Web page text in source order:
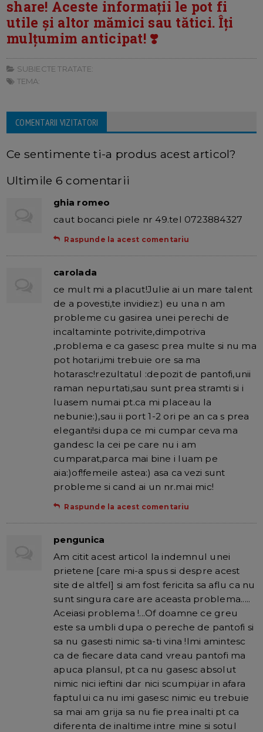
share! Aceste informații le pot fi
utile și altor mămici sau tătici. Îți
mulțumim anticipat! ❣️
SUBIECTE TRATATE:
TEMA:
COMENTARII VIZITATORI
Ce sentimente ti-a produs acest articol?
Ultimile 6 comentarii
ghia romeo
caut bocanci piele nr 49.tel 0723884327
Raspunde la acest comentariu
carolada
ce mult mi a placut!Julie ai un mare talent
de a povesti,te invidiez:) eu una n am
probleme cu gasirea unei perechi de
incaltaminte potrivite,dimpotriva
,problema e ca gasesc prea multe si nu ma
pot hotari,imi trebuie ore sa ma
hotarasc!rezultatul :depozit de pantofi,unii
raman nepurtati,sau sunt prea stramti si i
luasem numai pt.ca mi placeau la
nebunie:),sau ii port 1-2 ori pe an ca s prea
eleganti!si dupa ce mi cumpar ceva ma
gandesc la cei pe care nu i am
cumparat,parca mai bine i luam pe
aia:)of!femeile astea:) asa ca vezi sunt
probleme si cand ai un nr.mai mic!
Raspunde la acest comentariu
pengunica
Am citit acest articol la indemnul unei
prietene [care mi-a spus si despre acest
site de altfel] si am fost fericita sa aflu ca nu
sunt singura care are aceasta problema.....
Aceiasi problema !...Of doamne ce greu
este sa umbli dupa o pereche de pantofi si
sa nu gasesti nimic sa-ti vina !Imi amintesc
ca de fiecare data cand vreau pantofi ma
apuca plansul, pt ca nu gasesc absolut
nimic nici ieftini dar nici scumpi,iar in afara
faptului ca nu imi gasesc nimic eu trebuie
sa mai am grija sa nu fie prea inalti pt ca
diferenta de inaltime intre mine si sotul